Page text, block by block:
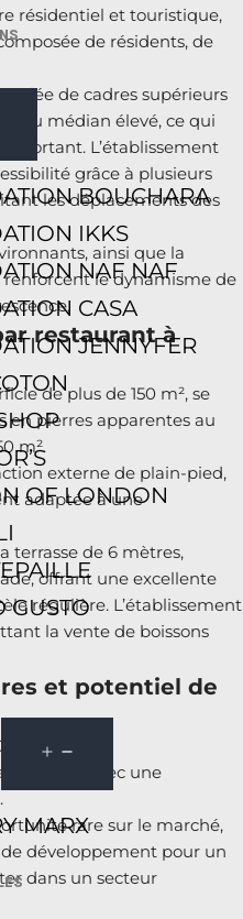
BOUCHARA
IKKS
NAF NAF
CASA
JENNYFER
OF LONDON
GUSTO
MARX
résidentiel et touristique,
de résidents, de
de cadres supérieurs
médian élevé, ce qui
L’établissement
grâce à plusieurs
les déplacements des
ainsi que la
le dynamisme de
restaurant à
de plus de 150 m², se
en pierres apparentes au
m².
externe de plain-pied,
adaptée à une
terrasse de 6 mètres,
offrant une excellente
régulière. L’établissement
la vente de boissons
et potentiel de
HT/HC.
212.836€, avec une
rare sur le marché,
développement pour un
dans un secteur